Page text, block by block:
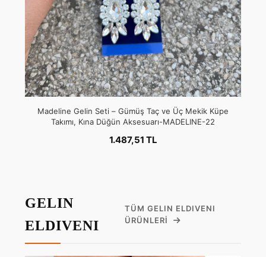
Madeline Gelin Seti – Gümüş Taç ve Üç Mekik Küpe
Takımı, Kına Düğün Aksesuarı-MADELINE-22
1.487,51 TL
GELIN
ELDIVENI
TÜM GELIN ELDIVENI
ÜRÜNLERI